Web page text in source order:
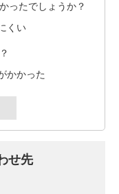
ったでしょうか？
くい
かかった
せ先